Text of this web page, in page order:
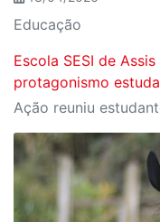
Educação
Escola SESI de
protagonismo